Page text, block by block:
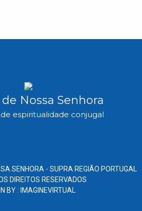
Nossa Senhora
espiritualidade conjugal
SENHORA - SUPRA REGIÃO PORTUGAL
DIREITOS RESERVADOS
BY : IMAGINEVIRTUAL